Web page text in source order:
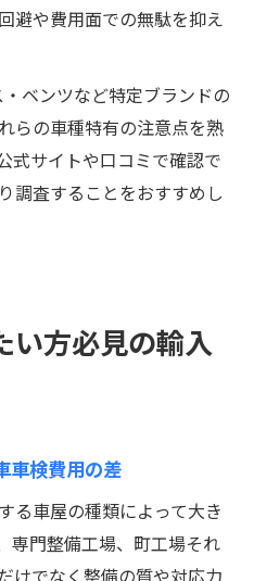
避や費用面での無駄を抑え
ベンツなど特定ブランドの
らの車種特有の注意点を熟
式サイトや口コミで確認で
調査することをおすすめし
い方必見の輸入
車検費用の差
る車屋の種類によって大き
専門整備工場、町工場それ
けでなく整備の質や対応力